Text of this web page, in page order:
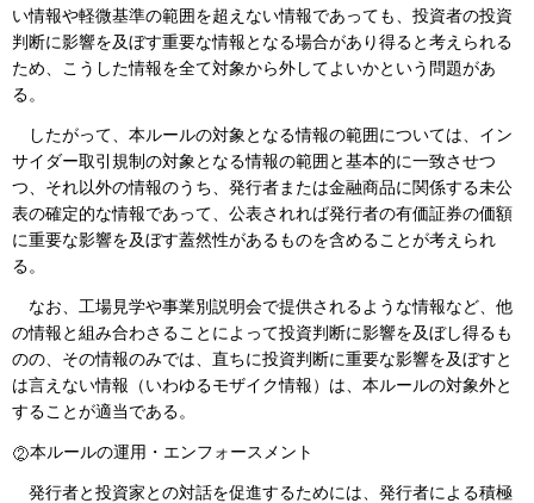
い情報や軽微基準の範囲を超えない情報であっても、投資者の投資
判断に影響を及ぼす重要な情報となる場合があり得ると考えられる
ため、こうした情報を全て対象から外してよいかという問題があ
る。
したがって、本ルールの対象となる情報の範囲については、イン
サイダー取引規制の対象となる情報の範囲と基本的に一致させつ
つ、それ以外の情報のうち、発行者または金融商品に関係する未公
表の確定的な情報であって、公表されれば発行者の有価証券の価額
に重要な影響を及ぼす蓋然性があるものを含めることが考えられ
る。
なお、工場見学や事業別説明会で提供されるような情報など、他
の情報と組み合わさることによって投資判断に影響を及ぼし得るも
のの、その情報のみでは、直ちに投資判断に重要な影響を及ぼすと
は言えない情報（いわゆるモザイク情報）は、本ルールの対象外と
することが適当である。
本ルールの運用・エンフォースメント
発行者と投資家との対話を促進するためには、発行者による積極